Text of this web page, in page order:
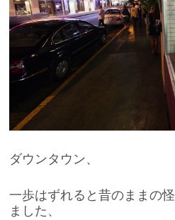
ダウンタウン、
一歩はずれると昔のままの
ました、